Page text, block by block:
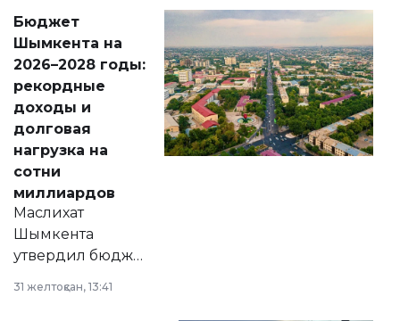
народу
Венесуэлы.
Бюджет
Шымкента на
2026–2028 годы:
рекордные
доходы и
долговая
нагрузка на
сотни
миллиардов
Маслихат
Шымкента
утвердил бюджет
2028 годы.
31 желтоқсан, 13:41